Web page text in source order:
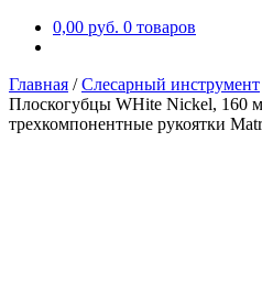
0,00 руб. 0 товаров
Главная /Слесарный инструмент
Плоскогубцы WHite Nickel, 160
трехкомпонентные рукоятки